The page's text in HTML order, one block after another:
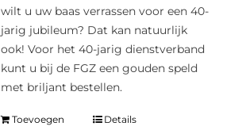
wilt u uw baas verrassen voor een 40-
jarig jubileum? Dat kan natuurlijk
ook! Voor het 40-jarig dienstverband
kunt u bij de FGZ een gouden speld
met briljant bestellen.
Toevoegen
Details